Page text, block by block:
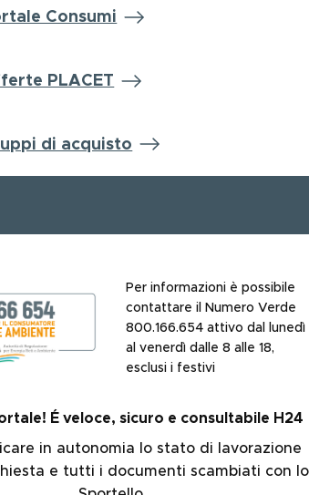
Consumi
PLACET
di acquisto
Per informazioni è possibile
contattare il Numero Verde
800.166.654 attivo dal lunedì
al venerdì dalle 8 alle 18,
esclusi i festivi
Éveloce, sicuro e consultabile H24
in autonomia lo stato di lavorazione
e tutti i documenti scambiati con lo